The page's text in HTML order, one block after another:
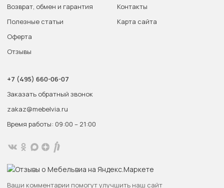
Возврат, обмен и гарантия
Полезные статьи
Оферта
Отзывы
Контакты
Карта сайта
+7 (495) 660-06-07
Заказать обратный звонок
zakaz@mebelvia.ru
Время работы: 09:00 – 21:00
Ваши комментарии помогут улучшить наш сайт